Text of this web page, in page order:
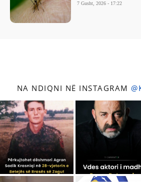
7 Gusht, 2026 - 17:22
NA NDIQNI NË INSTAGRAM